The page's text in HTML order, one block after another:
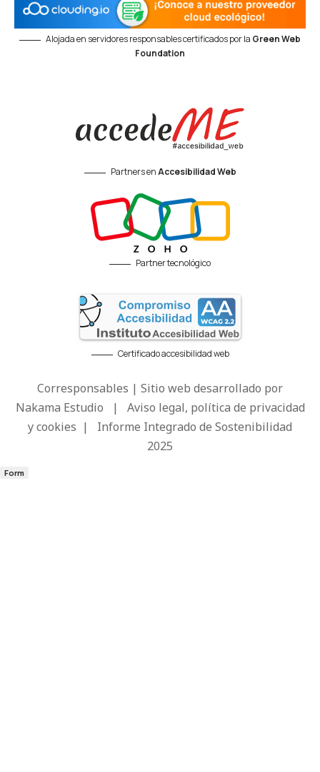
Alojada en servidores responsables certificados por la Green Web
Foundation
Partners enAccesibilidad Web
Partner tecnológico
Certificado accesibilidad web
Corresponsables | Sitio web desarrollado por
Nakama Estudio | Aviso legal, política de privacidad
y cookies | Informe Integrado de Sostenibilidad
2025
Form